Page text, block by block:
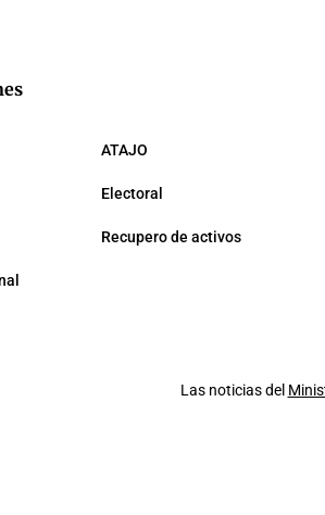
ATAJO
Electoral
Recupero de activos
Las noticias del